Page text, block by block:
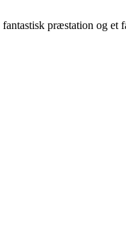
præstation og et